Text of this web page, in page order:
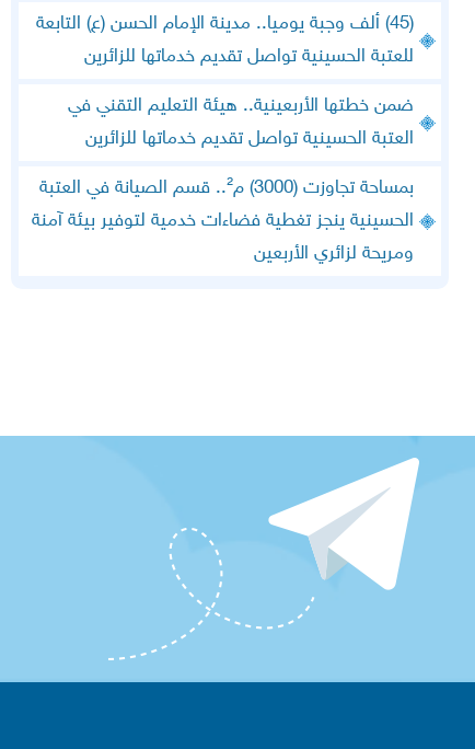
(45) ألف وجبة يوميا.. مدينة الإمام الحسن (ع) التابعة
للعتبة الحسينية تواصل تقديم خدماتها للزائرين
ضمن خطتها الأربعينية.. هيئة التعليم التقني في
العتبة الحسينية تواصل تقديم خدماتها للزائرين
بمساحة تجاوزت (3000) م².. قسم الصيانة في العتبة
الحسينية ينجز تغطية فضاءات خدمية لتوفير بيئة آمنة
ومريحة لزائري الأربعين